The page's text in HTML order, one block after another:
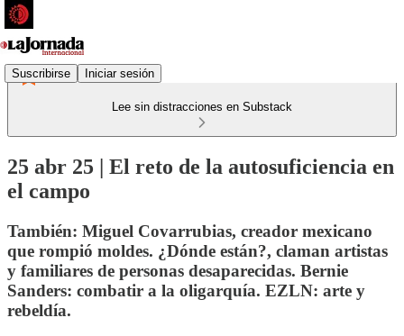
Suscribirse Iniciar sesión
Lee sin distracciones en Substack
25 abr 25 | El reto de la autosuficiencia en
el campo
También: Miguel Covarrubias, creador mexicano
que rompió moldes. ¿Dónde están?, claman artistas
y familiares de personas desaparecidas. Bernie
Sanders: combatir a la oligarquía. EZLN: arte y
rebeldía.